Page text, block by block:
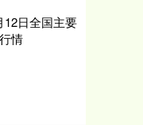
12日全国主要
情